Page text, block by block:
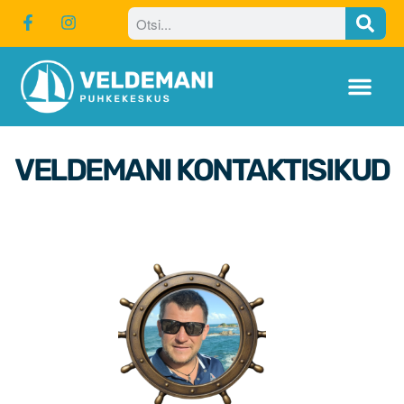
Suvemajad
Purjetamine
Firmaüritused
PULMAD
Koolidele
VELDEMANI KONTAKTISIKUD